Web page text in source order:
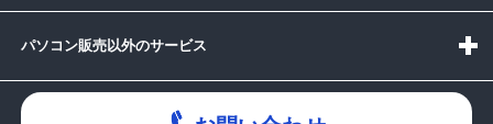
パソコン販売以外のサービス